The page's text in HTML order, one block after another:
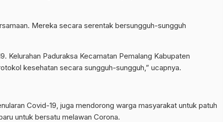
Mereka secara serentak bersungguh-sungguh
Kelurahan Paduraksa Kecamatan Pemalang Kabupaten
kesehatan secara sungguh-sungguh,” ucapnya.
Covid-19, juga mendorong warga masyarakat untuk patuh
untuk bersatu melawan Corona.